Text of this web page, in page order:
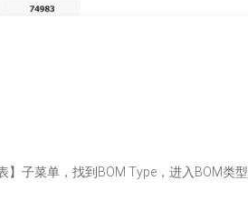
子菜单，找到BOM Type，进入BOM类型